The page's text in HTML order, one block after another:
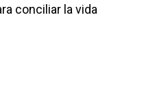
conciliar la vida